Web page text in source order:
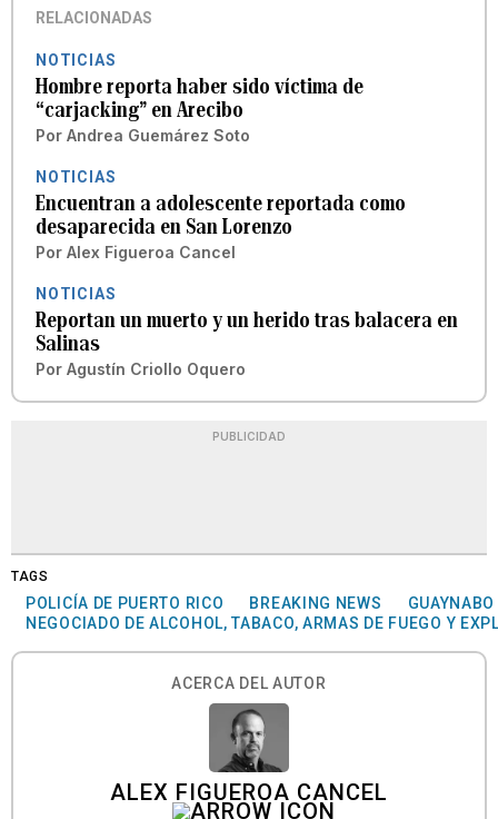
RELACIONADAS
NOTICIAS
Hombre reporta haber sido víctima de
“carjacking” en Arecibo
Por Andrea Guemárez Soto
NOTICIAS
Encuentran a adolescente reportada como
desaparecida en San Lorenzo
Por Alex Figueroa Cancel
NOTICIAS
Reportan un muerto y un herido tras balacera en
Salinas
Por Agustín Criollo Oquero
PUBLICIDAD
TAGS
POLICÍA DE PUERTO RICO BREAKING NEWS
GUAYNABO
NEGOCIADO DE ALCOHOL, TABACO, ARMAS DE FUEGO Y
ACERCA DEL AUTOR
ALEX FIGUEROA CANCEL